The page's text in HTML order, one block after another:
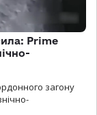
Prime
загону